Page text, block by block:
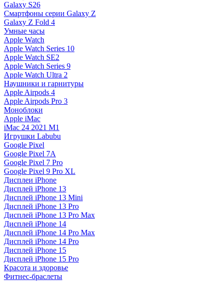
Galaxy S26
Смартфоны серии Galaxy Z
Galaxy Z Fold 4
Умные часы
Apple Watch
Apple Watch Series 10
Apple Watch SE2
Apple Watch Series 9
Apple Watch Ultra 2
Наушники и гарнитуры
Apple Airpods 4
Apple Airpods Pro 3
Моноблоки
Apple iMac
iMac 24 2021 M1
Игрушки Labubu
Google Pixel
Google Pixel 7А
Google Pixel 7 Pro
Google Pixel 9 Pro XL
Дисплеи iPhone
Дисплей iPhone 13
Дисплей iPhone 13 Mini
Дисплей iPhone 13 Pro
Дисплей iPhone 13 Pro Max
Дисплей iPhone 14
Дисплей iPhone 14 Pro Max
Дисплей iPhone 14 Pro
Дисплей iPhone 15
Дисплей iPhone 15 Pro
Красота и здоровье
Фитнес-браслеты